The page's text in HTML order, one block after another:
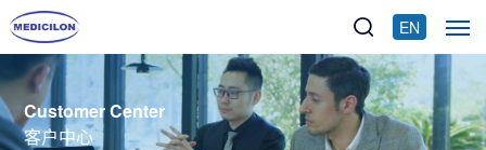
EN
Customer Center
客户中心